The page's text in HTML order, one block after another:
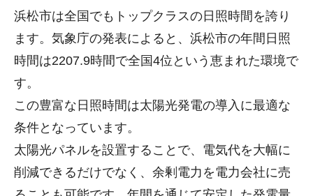
浜松市は全国でもトップクラスの日照時間を誇り
ます。気象庁の発表によると、浜松市の年間日照
時間は2207.9時間で全国4位という恵まれた環境で
す。
この豊富な日照時間は太陽光発電の導入に最適な
条件となっています。
太陽光パネルを設置することで、電気代を大幅に
削減できるだけでなく、余剰電力を電力会社に売